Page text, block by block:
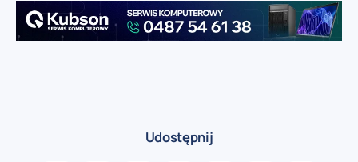
Udostępnij